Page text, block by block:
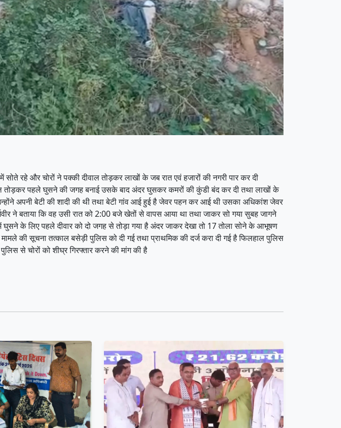
रहे और चोरों ने पक्की दीवाल तोड़कर लाखों के जब रात एवं हजारों की नगरी पार कर दी
तोड़कर पहले घुसने की जगह बनाई उसके बाद अंदर घुसकर कमरों की कुंडी बंद कर दी तथा लाखों के
अपनी बेटी की शादी की थी तथा बेटी गांव आई हुई है जेवर पहन कर आई थी उसका अधिकांश जेवर
ने बताया कि वह उसी रात को 2:00 बजे खेतों से वापस आया था तथा जाकर सो गया सुबह जागने
के लिए पहले दीवार को दो जगह से तोड़ा गया है अंदर जाकर देखा तो 17 तोला सोने के आभूषण
की सूचना तत्काल बसेड़ी पुलिस को दी गई तथा प्राथमिक की दर्ज करा दी गई है फिलहाल पुलिस
से चोरों को शीघ्र गिरफ्तार करने की मांग की है